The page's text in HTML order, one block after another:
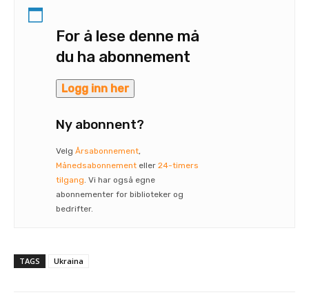
For å lese denne må
du ha abonnement
Logg inn her
Ny abonnent?
Velg Årsabonnement,
Månedsabonnement eller 24-timers
tilgang. Vi har også egne
abonnementer for biblioteker og
bedrifter.
TAGS Ukraina